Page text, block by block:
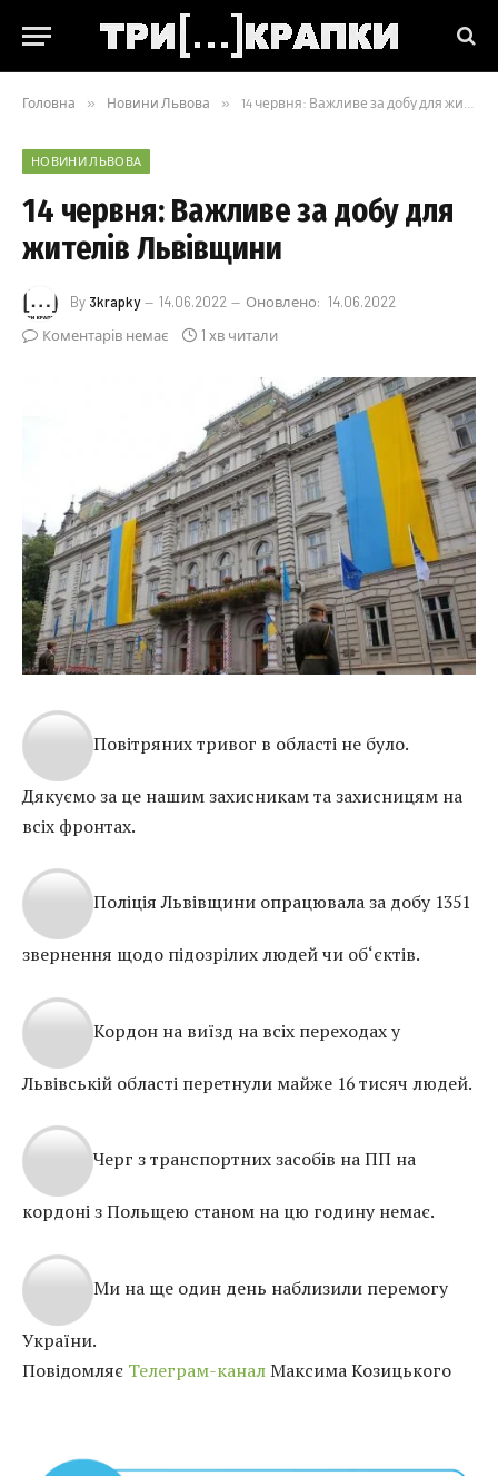
Головна » Новини Львова » 14 червня: Важливе за добу для жителів Львівщини
НОВИНИ ЛЬВОВА
14 червня: Важливе за добу для
жителів Львівщини
By 3krapky 14.06.2022 Оновлено: 14.06.2022
Коментарів немає
1 хв читали
Повітряних тривог в області не було.
Дякуємо за це нашим захисникам та захисницям на
всіх фронтах.
Поліція Львівщини опрацювала за добу 1351
звернення щодо підозрілих людей чи об‘єктів.
Кордон на виїзд на всіх переходах у
Львівській області перетнули майже 16 тисяч людей.
Черг з транспортних засобів на ПП на
кордоні з Польщею станом на цю годину немає.
Ми на ще один день наблизили перемогу
України.
Повідомляє Телеграм-каналМаксима Козицького